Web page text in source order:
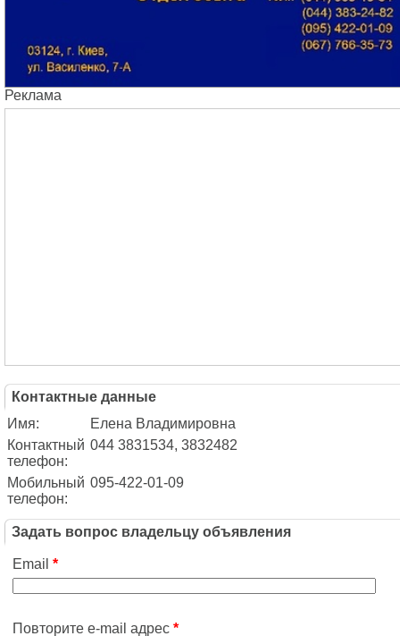
Реклама
Контактные данные
Имя:
Елена Владимировна
Контактный
телефон:
044 3831534, 3832482
Мобильный
телефон:
095-422-01-09
Задать вопрос владельцу объявления
Email *
Повторите e-mail адрес *